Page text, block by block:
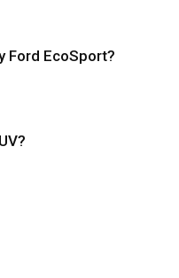
Ford EcoSport?